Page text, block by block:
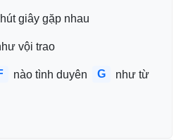
giây gặp nhau
vội trao
nào tình duyên G
như từ